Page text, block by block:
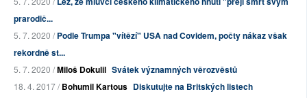
prarodič...
5. 7. 2020 /Podle Trumpa "vítězí" USA nad Covidem, počty nákaz však
rekordně st...
5. 7. 2020 /Miloš Dokulil Svátek významných věrozvěstů
18. 4. 2017 /Bohumil Kartous Diskutujte na Britských listech